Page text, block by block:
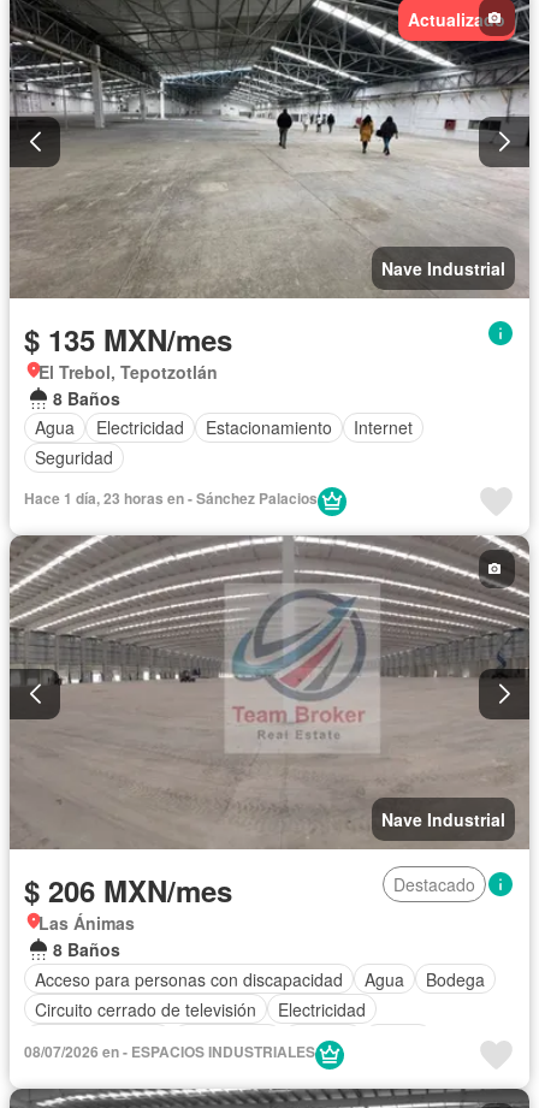
Actualizado
Nave Industrial
$ 135 MXN/mes
El Trebol, Tepotzotlán
8 Baños
Agua
Electricidad Estacionamiento
Internet
Seguridad
Hace 1 día, 23 horas en - Sánchez Palacios
Nave Industrial
$ 206 MXN/mes
Destacado
Las Ánimas
8 Baños
Acceso para personas con discapacidad
Agua
Bodega
Circuito cerrado de televisión
Electricidad
Internet
08/07/2026 en - ESPACIOS INDUSTRIALES